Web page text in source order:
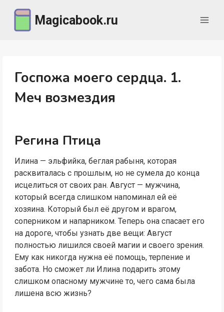
содержимому
Magicabook.ru
Госпожа моего сердца. 1.
Меч возмездия
Регина Птица
Илина — эльфийка, беглая рабыня, которая
расквиталась с прошлым, но не сумела до конца
исцелиться от своих ран. Август — мужчина,
который всегда слишком напоминал ей её
хозяина. Который был её другом и врагом,
соперником и напарником. Теперь она спасает его
на дороге, чтобы узнать две вещи: Август
полностью лишился своей магии и своего зрения.
Ему как никогда нужна её помощь, терпение и
забота. Но сможет ли Илина подарить этому
слишком опасному мужчине то, чего сама была
лишена всю жизнь?